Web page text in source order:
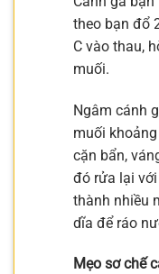
theo bạn đổ
C vào thau,
muối.
Ngâm cánh
muối
cặn bẩn,
đó rửa lại
thành nhiều
dĩa để ráo
Mẹo sơ chế